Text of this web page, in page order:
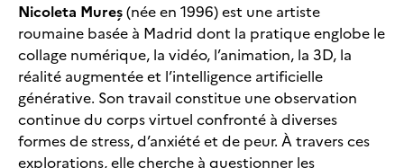
Nicoleta Mureș(née en 1996) est une artiste
roumaine basée à Madrid dont la pratique englobe le
collage numérique, la vidéo, l’animation, la 3D, la
réalité augmentée et l’intelligence artificielle
générative. Son travail constitue une observation
continue du corps virtuel confronté à diverses
formes de stress, d’anxiété et de peur. À travers ces
explorations, elle cherche à questionner les